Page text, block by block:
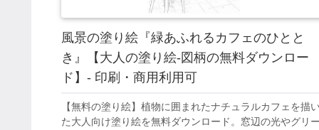
風景の塗り絵『緑あふれるカフェのひとと
き』【大人の塗り絵-図柄の無料ダウンロー
ド】- 印刷・商用利用可
【無料の塗り絵】植物に囲まれたナチュラルカフェを描
た大人向け塗り絵を無料ダウンロード。窓辺の光やグリ